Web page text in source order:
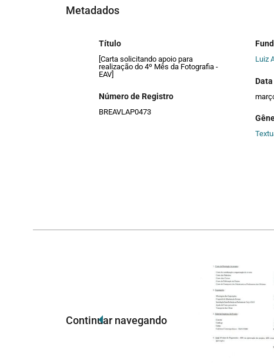
Metadados
Título
[Carta solicitando apoio para
realização do 4º Mês da Fotografia -
EAV]
Número de Registro
BREAVLAP0473
Luiz
Data
Continuar navegando